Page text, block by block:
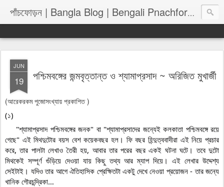
পাঁচফোড়ন | Bangla Blog | Bengali Pnachforon
JUN
19 পশ্চিমবঙ্গের জন্মবৃত্তান্ত ও শ্যামাপ্রসাদ ~ অরিজিত মুখার্জী
(আরেকরকম পুজোসংখ্যায় প্রকাশিত )
গেছে" এই মিথদুটোর বয়স বেশ কয়েকবছর হল। ফি বছর হিন্দুত্ববাদীরা এই নিয়ে প্রচার
করে, তার পালটা লেখাও তৈরী হয়, আবার তার পরের বছর একই ঘটনা ঘটে। তবে দুটো
মিথকেই সম্পূর্ণ গুঁড়িয়ে দেওয়া যায় কিছু তথ্য আর ম্যাপ দিয়ে। এই লেখার উদ্দেশ্য
সেইটাই। যদিও তার আগে ঐতিহাসিক প্রেক্ষিতটা একটু দেখে নেওয়া প্রয়োজন - তার জন্যে
খানিক গৌরচন্দ্রিকা…